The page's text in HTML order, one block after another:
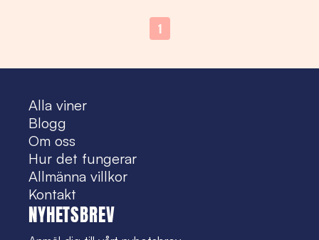
1
Alla viner
Blogg
Om oss
Hur det fungerar
Allmänna villkor
Kontakt
NYHETSBREV